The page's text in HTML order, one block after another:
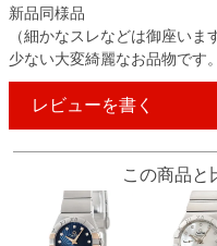
新品同様品
（細かなスレなどは御座い
少ない大変綺麗なお品物です
レビューを書く
この商品と